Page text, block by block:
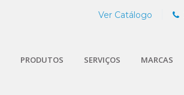
Ver Catálogo
PRODUTOS SERVIÇOS MARCAS